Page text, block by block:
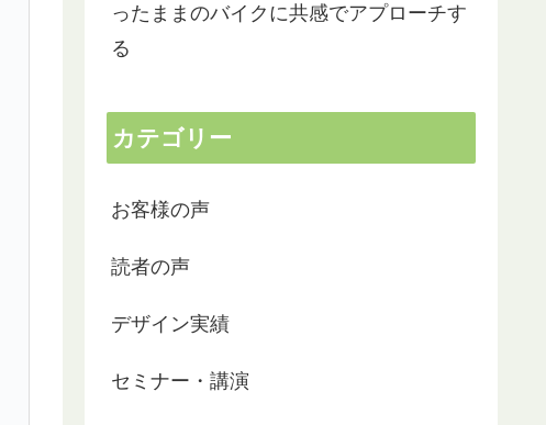
ったままのバイクに共感でアプローチす
る
カテゴリー
お客様の声
読者の声
デザイン実績
セミナー・講演